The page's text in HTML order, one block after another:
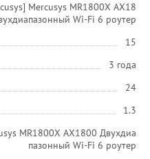
Mercusys MR1800X AX18
Wi-Fi 6 роутер
15
3 года
24
1.3
MR1800X AX1800 Двухдиа
пазонный Wi-Fi 6 роутер